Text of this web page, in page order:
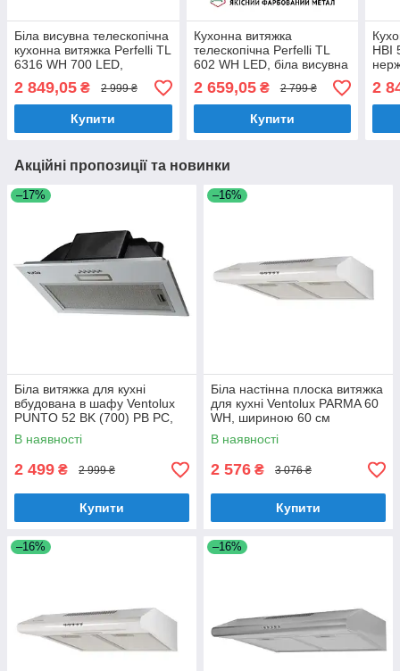
Біла висувна телескопічна
кухонна витяжка Perfelli TL
6316 WH 700 LED,
шириною 60 см
2 849,05 ₴ 2 999 ₴
Купити
Кухонна витяжка
телескопічна Perfelli TL
602 WH LED, біла висувна
вбудована в шафу,
шириною 60 см
2 659,05₴ 2 799 ₴
Купити
HBI
2
Акційні пропозиції та новинки
–17%
Біла витяжка для кухні
вбудована в шафу Ventolux
PUNTO 52 BK (700) PB PC,
шириною 52 см
В наявності
2 499 ₴ 2 999 ₴
Купити
–16%
Біла настінна плоска витяжка
для кухні Ventolux PARMA 60
WH, шириною 60 см
В наявності
2 576 ₴ 3 076 ₴
Купити
–16% –16%